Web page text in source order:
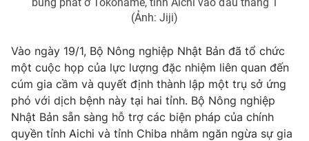
024.38 355 931 - 024.38 355 932
Email:toasoan@vtv.vn
Liên hệ quảng cáo:024-7300.7108
(Ảnh: Jiji)
Vào ngày 19/1, Bộ Nông nghiệp Nhật Bản đã tổ chức
một cuộc họp của lực lượng đặc nhiệm liên quan đến
cúm gia cầm và quyết định thành lập một trụ sở ứng
phó với dịch bệnh này tại hai tỉnh. Bộ Nông nghiệp
Nhật Bản sẵn sàng hỗ trợ các biện pháp của chính
quyền tỉnh Aichi và tỉnh Chiba nhằm ngăn ngừa sự gia